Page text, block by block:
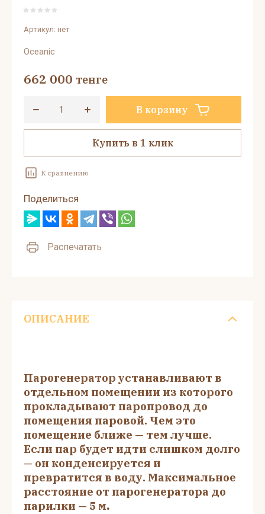
Артикул: нет
Oceanic
662 000 тенге
В корзину
Купить в 1 клик
К сравнению
Поделиться
Распечатать
ОПИСАНИЕ
Парогенератор устанавливают в
отдельном помещении из которого
прокладывают паропровод до
помещения паровой. Чем это
помещение ближе — тем лучше.
Если пар будет идти слишком долго
— он конденсируется и
превратится в воду. Максимальное
расстояние от парогенератора до
парилки — 5 м.